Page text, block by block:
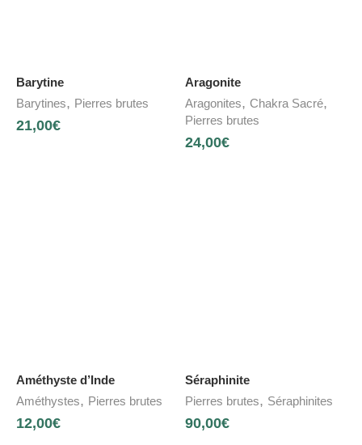
Barytine
Barytines, Pierres brutes
21,00€
Aragonite
Aragonites, Chakra Sacré,
Pierres brutes
24,00€
Améthyste d’Inde
Améthystes, Pierres brutes
12,00€
Séraphinite
Pierres brutes, Séraphinites
90,00€